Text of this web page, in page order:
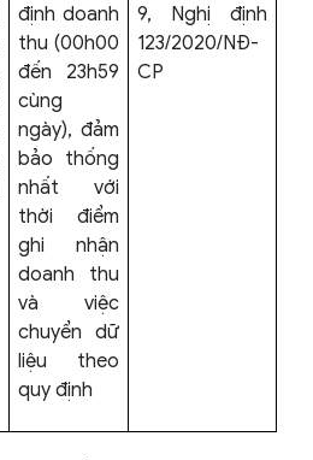
định doanh
thu (00h00
đến 23h59
cùng
ngày), đảm
bảo thống
nhất với
thời điểm
ghi nhận
doanh thu
và việc
chuyển dữ
liệu theo
quy định
9, Nghị định
123/2020/NĐ-
CP